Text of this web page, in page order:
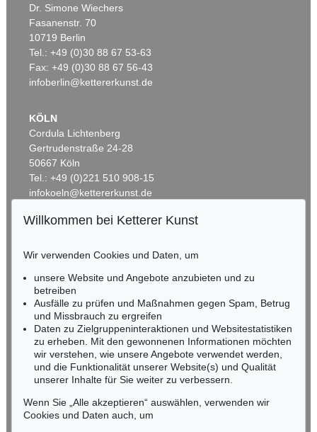
F. DEFREGGER
Halbakt, 1880
Ergebnis:€ 31.250
Ergebnis:
Auktion 474 - Lot 8
Die Märchenerzählerin
, 1870
Ergebnis:€ 28.750
Auktion 532 - Lot 311
Ergebnis:
Auktion 446 - Lot 11
Auktion 446 - Lot 6
Dr. Simone Wiechers
Fasanenstr. 70
10719 Berlin
Tel.: +49 (0)30 88 67 53-63
Fax: +49 (0)30 88 67 56-43
infoberlin@kettererkunst.de
KÖLN
Cordula Lichtenberg
Gertrudenstraße 24-28
50667 Köln
Tel.: +49 (0)221 510 908-15
infokoeln@kettererkunst.de
RHEINLAND-PFALZ
Miriam Heß
Tel.: +49 (0)62 21 58 80-038
Fax: +49 (0)62 21 58 80-595
infoheidelberg@kettererkunst.de
NORDDEUTSCHLAND
Nico Kassel, M.A.
Tel.: +49 (0)89 55244-164
Mobil: +49 (0)171 8618661
n.kassel@kettererkunst.de
Willkommen bei Ketterer Kunst
Wir verwenden Cookies und Daten, um
unsere Website und Angebote anzubieten und zu
betreiben
Ausfälle zu prüfen und Maßnahmen gegen Spam, Betrug
und Missbrauch zu ergreifen
Daten zu Zielgruppeninteraktionen und Websitestatistiken
zu erheben. Mit den gewonnenen Informationen möchten
wir verstehen, wie unsere Angebote verwendet werden,
und die Funktionalität unserer Website(s) und Qualität
unserer Inhalte für Sie weiter zu verbessern.
Wenn Sie „Alle akzeptieren“ auswählen, verwenden wir
Cookies und Daten auch, um